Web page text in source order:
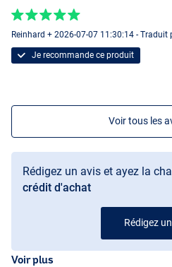
#5/6
#5/6
Reinhard + 2026-07-07 11:30:14 - Traduit
Je recommande ce produit
Voir tous les
Rédigez un avis et ayez la
crédit d'achat
Rédigez
Voir plus